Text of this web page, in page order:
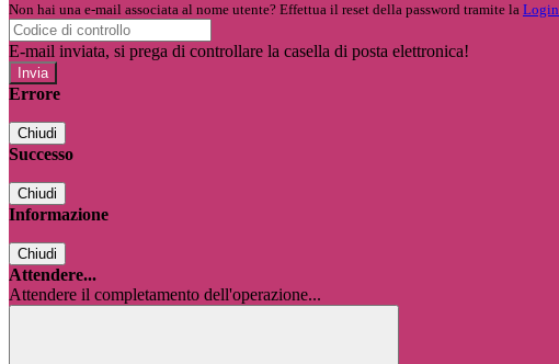
Non hai una e-mail associata al nome utente? Effettua il reset della password tramite la
E-mail inviata, si prega di controllare la casella di posta elettronica!
Errore
Chiudi
Successo
Chiudi
Informazione
Chiudi
Attendere...
Attendere il completamento dell'operazione...